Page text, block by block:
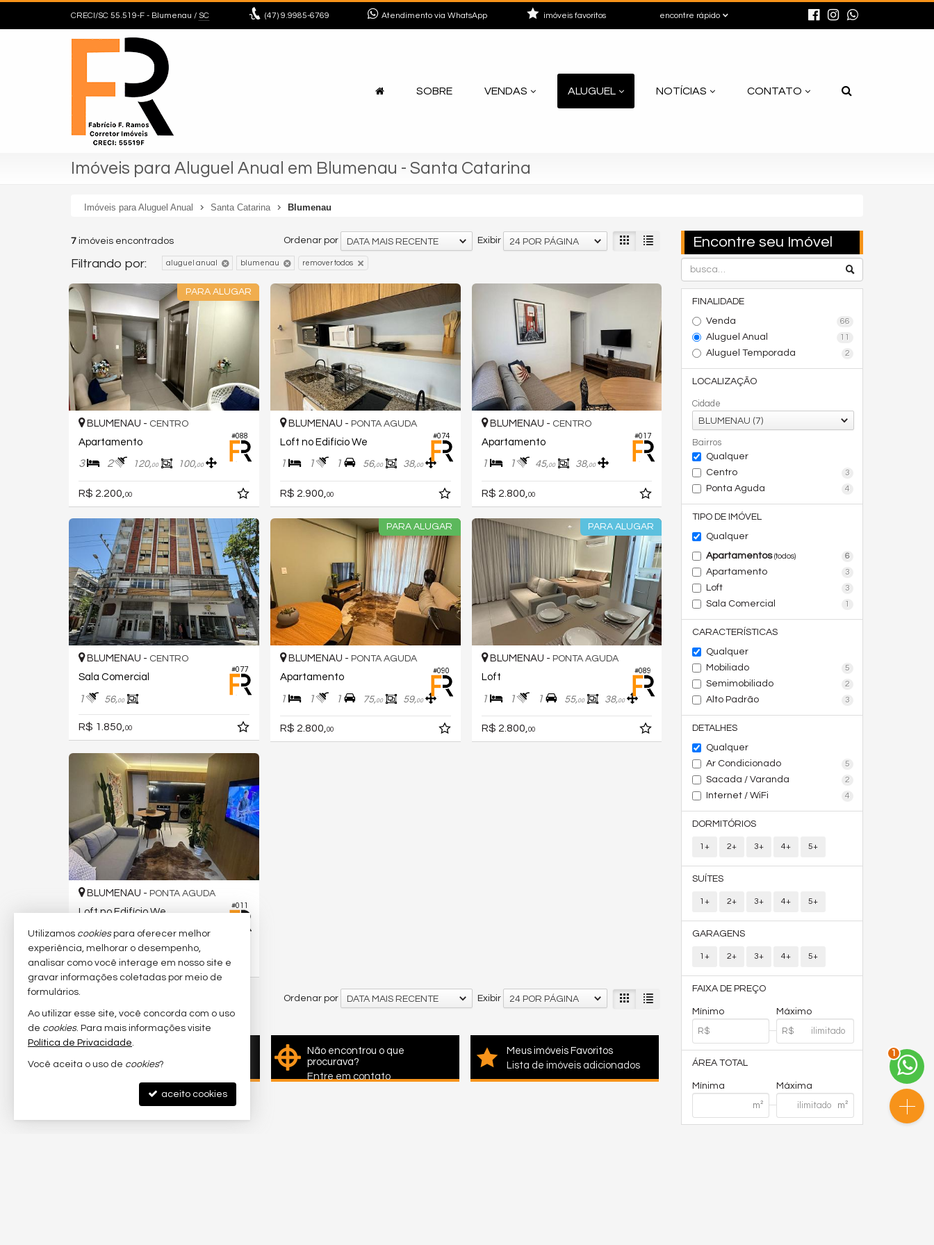
CRECI/SC 55.519-F - Blumenau / SC (47) 9.9985-6769 Atendimento via WhatsApp encontre rápido
imóveis favoritos
SOBRE VENDAS ALUGUEL NOTÍCIAS CONTATO
Imóveis para Aluguel Anual em Blumenau - Santa Catarina
Imóveis para Aluguel Anual Santa Catarina Blumenau
Encontre seu Imóvel
FINALIDADE
Venda
66
Aluguel Anual 11
Aluguel Temporada 2
LOCALIZAÇÃO
Cidade
BLUMENAU (7)
Bairros
Qualquer
Centro
3
Ponta Aguda 4
TIPO DE IMÓVEL
Qualquer
Apartamentos(todos) 6
Apartamento 3
Loft 3
Sala Comercial 1
CARACTERÍSTICAS
Qualquer
Mobiliado
5
Semimobiliado 2
Alto Padrão 3
DETALHES
Qualquer
Ar Condicionado
5
Sacada / Varanda 2
Internet / WiFi 4
DORMITÓRIOS
1+ 2+ 3+ 4+ 5+
SUÍTES
1+ 2+ 3+ 4+ 5+
GARAGENS
1+ 2+ 3+ 4+ 5+
FAIXA DE PREÇO
Mínimo Máximo
ÁREA TOTAL
Mínima Máxima
7 imóveis encontrados Exibir 24 POR PÁGINA
Ordenar por DATA MAIS RECENTE
Filtrando por: aluguel anual blumenau remover todos
PARA ALUGAR
#088
BLUMENAU - CENTRO
Apartamento
3 2 120,00 100,00
R$ 2.200, 00
#074
BLUMENAU - PONTA AGUDA
Loft no Edifício We
1 1 1 56,00 38,00
R$ 2.900, 00
#017
BLUMENAU - CENTRO
Apartamento
1 1 45,00 38,00
R$ 2.800, 00
#077
BLUMENAU - CENTRO
Sala Comercial
1 56,00
R$ 1.850,00
PARA ALUGAR
#090
BLUMENAU - PONTA AGUDA
Apartamento
1 1 1 75,00 59,00
R$ 2.800,00
PARA ALUGAR
#089
BLUMENAU - PONTA AGUDA
Loft
1 1 1 55,00 38,00
R$ 2.800,00
#011
BLUMENAU - PONTA AGUDA
Loft no Edifício We
1 1 1 56,00 38,
R$ 3.200,00
Exibir 24 POR PÁGINA
Ordenar por DATA MAIS RECENTE
(nenhuma avaliação)
Quer vender seu imóvel?
Cadastre-se e anuncie
Não encontrou o que
procurava?
Entre em contato
Meus imóveis Favoritos
Lista de imóveis adicionados
2
Utilizamos cookiespara oferecer melhor
experiência, melhorar o desempenho,
analisar como você interage em nosso site e
gravar informações coletadas por meio de
formulários.
Ao utilizar esse site, você concorda com o uso
de cookies. Para mais informações visite
Política de Privacidade.
Você aceita o uso de cookies?
aceito cookies